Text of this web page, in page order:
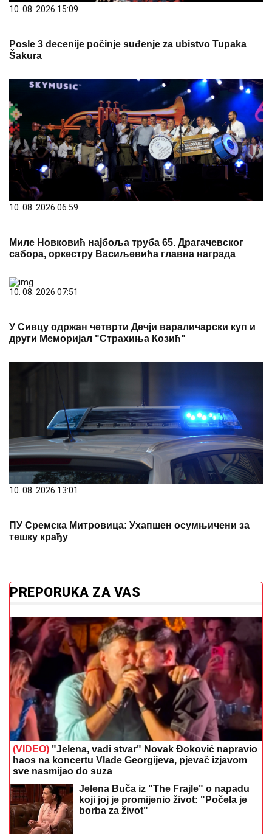
10. 08. 2026 15:09
Posle 3 decenije počinje suđenje za ubistvo Tupaka
Šakura
10. 08. 2026 06:59
Миле Новковић најбоља труба 65. Драгачевског
сабора, оркестру Васиљевића главна награда
10. 08. 2026 07:51
У Сивцу одржан четврти Дечји вараличарски куп и
други Меморијал "Страхиња Козић"
10. 08. 2026 13:01
ПУ Сремска Митровица: Ухапшен осумњичени за
тешку крађу
PREPORUKA ZA VAS
(VIDEO) "Jelena, vadi stvar" Novak Đoković napravio
haos na koncertu Vlade Georgijeva, pjevač izjavom
sve nasmijao do suza
Jelena Buča iz "The Frajle" o napadu
koji joj je promijenio život: "Počela je
borba za život"